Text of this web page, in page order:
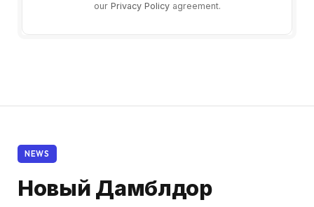
our Privacy Policyagreement.
NEWS
Новый Дамблдор